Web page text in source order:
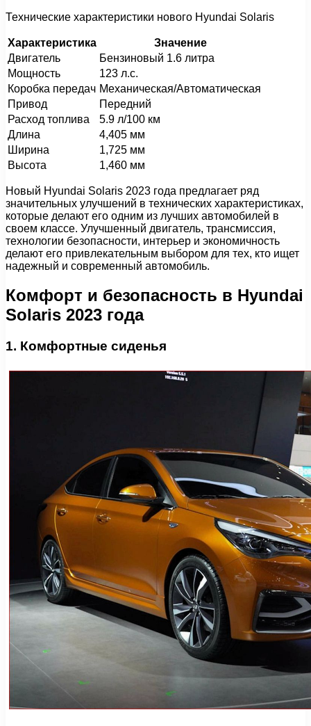
Технические характеристики нового Hyundai Solaris
Характеристика
Значение
Двигатель
Бензиновый 1.6 литра
Мощность
123 л.с.
Коробка передач Механическая/Автоматическая
Привод
Передний
Расход топлива
5.9 л/100 км
Длина
4,405 мм
Ширина
1,725 мм
Высота
1,460 мм
Новый Hyundai Solaris 2023 года предлагает ряд
значительных улучшений в технических характеристиках,
которые делают его одним из лучших автомобилей в
своем классе. Улучшенный двигатель, трансмиссия,
технологии безопасности, интерьер и экономичность
делают его привлекательным выбором для тех, кто ищет
надежный и современный автомобиль.
Комфорт и безопасность в Hyundai
Solaris 2023 года
1. Комфортные сиденья